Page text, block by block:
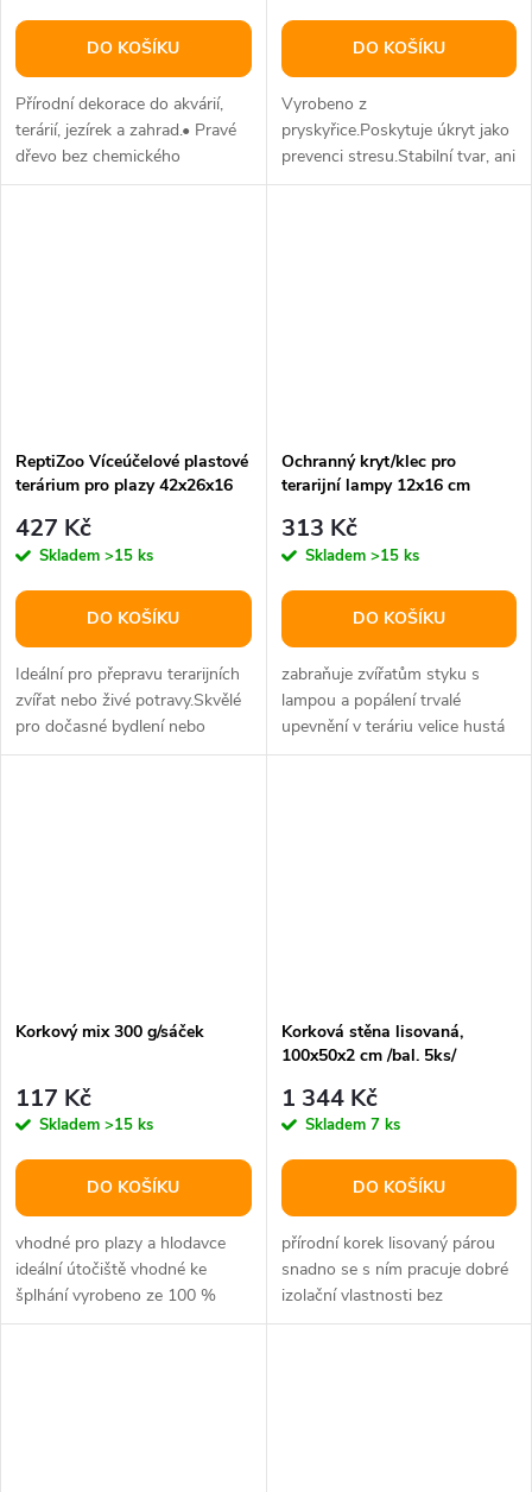
DO KOŠÍKU
Přírodní dekorace do akvárií,
terárií, jezírek a zahrad.• Pravé
dřevo bez chemického
ošetření• NeplaveRozměr:
DO KOŠÍKU
Vyrobeno z
pryskyřice.Poskytuje úkryt jako
prevenci stresu.Stabilní tvar, ani
velcí plazi ji snadno...
ReptiZoo Víceúčelové plastové
terárium pro plazy 42x26x16
427 Kč
Skladem >15 ks
DO KOŠÍKU
Ideální pro přepravu terarijních
zvířat nebo živé potravy.Skvělé
pro dočasné bydlení nebo
karanténu.Průhledná...
Ochranný kryt/klec pro
terarijní lampy 12x16 cm
313 Kč
Skladem >15 ks
DO KOŠÍKU
zabraňuje zvířatům styku s
lampou a popálení trvalé
upevnění v teráriu velice hustá
síť snadno se otevírá/zavírá
Korkový mix 300 g/sáček
117 Kč
Skladem >15 ks
DO KOŠÍKU
vhodné pro plazy a hlodavce
ideální útočiště vhodné ke
šplhání vyrobeno ze 100 %
přírodníhomateriálu materiál:
Korková stěna lisovaná,
100x50x2 cm /bal. 5ks/
1 344 Kč
Skladem 7 ks
DO KOŠÍKU
přírodní korek lisovaný párou
snadno se s ním pracuje dobré
izolační vlastnosti bez
chemických přísad vyrobeno z...